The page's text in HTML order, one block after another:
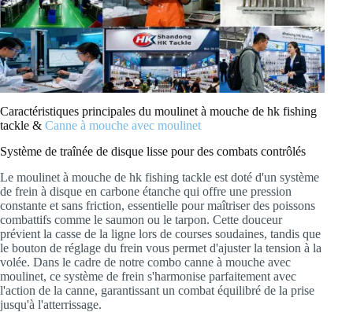
Caractéristiques principales du moulinet à mouche de hk fishing
tackle & Canne à mouche avec moulinet
Système de traînée de disque lisse pour des combats contrôlés
Le moulinet à mouche de hk fishing tackle est doté d'un système
de frein à disque en carbone étanche qui offre une pression
constante et sans friction, essentielle pour maîtriser des poissons
combattifs comme le saumon ou le tarpon. Cette douceur
prévient la casse de la ligne lors de courses soudaines, tandis que
le bouton de réglage du frein vous permet d'ajuster la tension à la
volée. Dans le cadre de notre combo canne à mouche avec
moulinet, ce système de frein s'harmonise parfaitement avec
l'action de la canne, garantissant un combat équilibré de la prise
jusqu'à l'atterrissage.